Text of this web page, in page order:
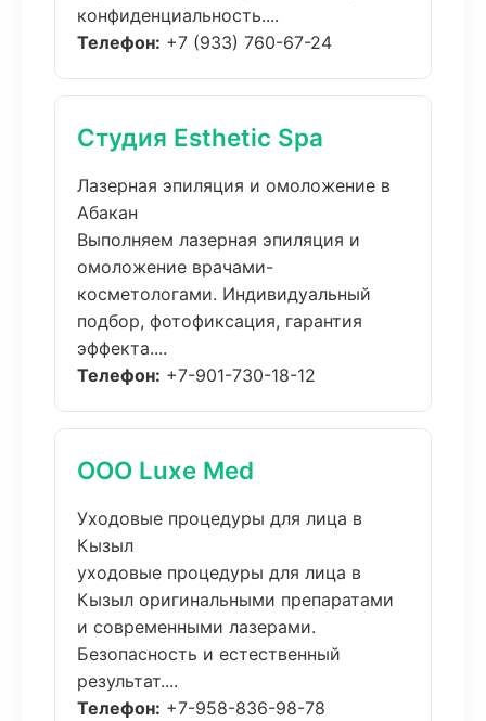
конфиденциальность....
Телефон: +7 (933) 760-67-24
Студия Esthetic Spa
Лазерная эпиляция и омоложение в
Абакан
Выполняем лазерная эпиляция и
омоложение врачами-
косметологами. Индивидуальный
подбор, фотофиксация, гарантия
эффекта....
Телефон: +7-901-730-18-12
ООО Luxe Med
Уходовые процедуры для лица в
Кызыл
уходовые процедуры для лица в
Кызыл оригинальными препаратами
и современными лазерами.
Безопасность и естественный
результат....
Телефон: +7-958-836-98-78